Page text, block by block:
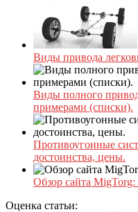
Виды привода
Виды полного
примерами (списки).
Противоугонные
достоинства, цены.
Обзор сайта
Оценка статьи: